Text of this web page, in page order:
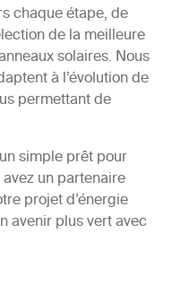
chaque étape, de
de la meilleure
solaires. Nous
à l’évolution de
permettant de
simple prêt pour
un partenaire
projet d’énergie
avenir plus vert avec